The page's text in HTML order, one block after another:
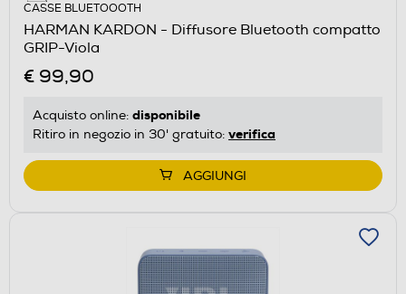
CASSE BLUETOOOTH
HARMAN KARDON - Diffusore Bluetooth compatto
GRIP-Viola
€ 99,90
Acquisto online: disponibile
Ritiro in negozio in 30' gratuito: verifica
AGGIUNGI